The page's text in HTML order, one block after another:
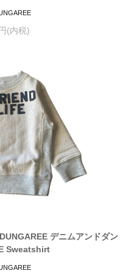
(内税)
デニムアンドダン
Sweatshirt